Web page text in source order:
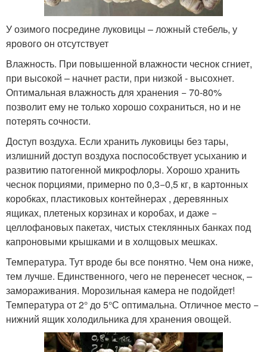
У озимого посредине луковицы – ложный стебель, у
ярового он отсутствует
Влажность. При повышенной влажности чеснок сгниет,
при высокой – начнет расти, при низкой - высохнет.
Оптимальная влажность для хранения − 70-80%
позволит ему не только хорошо сохраниться, но и не
потерять сочности.
Доступ воздуха. Если хранить луковицы без тары,
излишний доступ воздуха поспособствует усыханию и
развитию патогенной микрофлоры. Хорошо хранить
чеснок порциями, примерно по 0,3−0,5 кг, в картонных
коробках, пластиковых контейнерах , деревянных
ящиках, плетеных корзинах и коробах, и даже −
целлофановых пакетах, чистых стеклянных банках под
капроновыми крышками и в холщовых мешках.
Температура. Тут вроде бы все понятно. Чем она ниже,
тем лучше. Единственного, чего не перенесет чеснок, –
замораживания. Морозильная камера не подойдет!
Температура от 2° до 5°С оптимальна. Отличное место −
нижний ящик холодильника для хранения овощей.